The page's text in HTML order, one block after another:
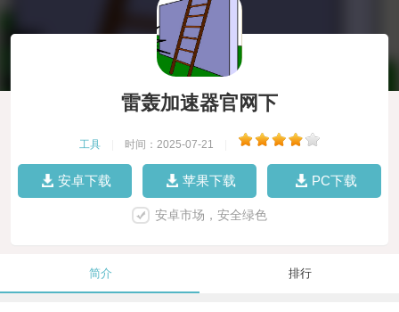
雷轰加速器官网下
工具 时间：2025-07-21
安卓下载 苹果下载 PC下载
安卓市场，安全绿色
简介 排行